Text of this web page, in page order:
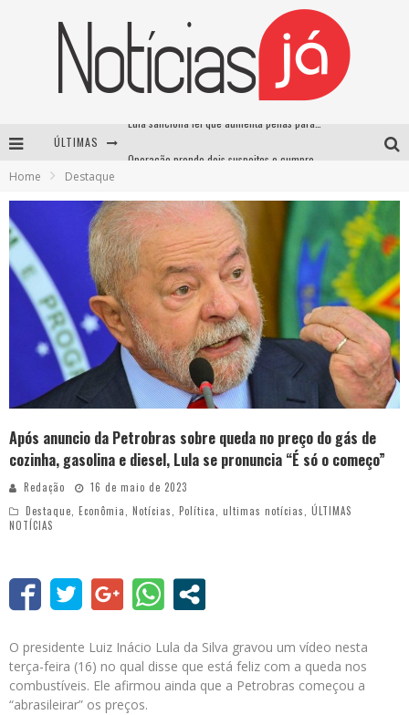
ÚLTIMAS
Lula sanciona lei que aumenta penas para crimes sexuais contra crianças e criminaliza uso de IA
Home Destaque
Após anuncio da Petrobras sobre queda no preço do gás de
cozinha, gasolina e diesel, Lula se pronuncia “É só o começo”
Redação
16 de maio de 2023
Destaque, Econômia, Notícias, Política, ultimas notícias, ÚLTIMAS
NOTÍCIAS
O presidente Luiz Inácio Lula da Silva gravou um vídeo nesta
terça-feira (16) no qual disse que está feliz com a queda nos
combustíveis. Ele afirmou ainda que a Petrobras começou a
“abrasileirar” os preços.